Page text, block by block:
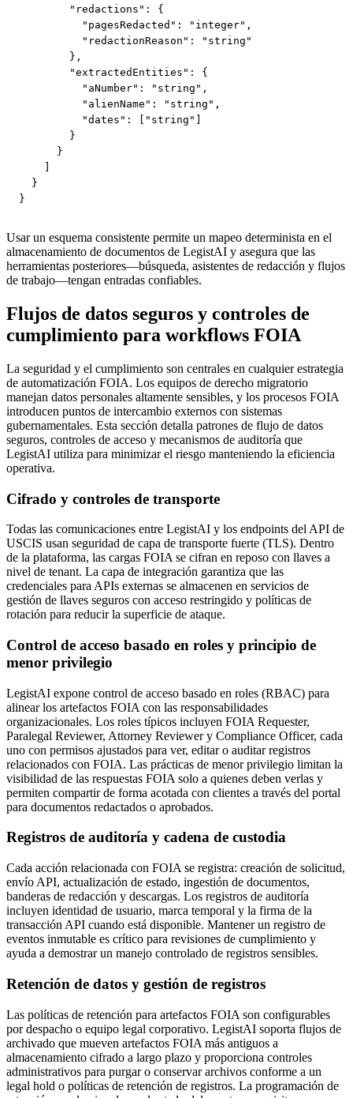
        "redactions": {
          "pagesRedacted": "integer",
          "redactionReason": "string"
        },
        "extractedEntities": {
          "aNumber": "string",
          "alienName": "string",
          "dates": ["string"]
        }
      }
    ]
  }
}
Usar un esquema consistente permite un mapeo determinista en el
almacenamiento de documentos de LegistAI y asegura que las
herramientas posteriores—búsqueda, asistentes de redacción y flujos
de trabajo—tengan entradas confiables.
Flujos de datos seguros y controles de
cumplimiento para workflows FOIA
La seguridad y el cumplimiento son centrales en cualquier estrategia
de automatización FOIA. Los equipos de derecho migratorio
manejan datos personales altamente sensibles, y los procesos FOIA
introducen puntos de intercambio externos con sistemas
gubernamentales. Esta sección detalla patrones de flujo de datos
seguros, controles de acceso y mecanismos de auditoría que
LegistAI utiliza para minimizar el riesgo manteniendo la eficiencia
operativa.
Cifrado y controles de transporte
Todas las comunicaciones entre LegistAI y los endpoints del API de
USCIS usan seguridad de capa de transporte fuerte (TLS). Dentro
de la plataforma, las cargas FOIA se cifran en reposo con llaves a
nivel de tenant. La capa de integración garantiza que las
credenciales para APIs externas se almacenen en servicios de
gestión de llaves seguros con acceso restringido y políticas de
rotación para reducir la superficie de ataque.
Control de acceso basado en roles y principio de
menor privilegio
LegistAI expone control de acceso basado en roles (RBAC) para
alinear los artefactos FOIA con las responsabilidades
organizacionales. Los roles típicos incluyen FOIA Requester,
Paralegal Reviewer, Attorney Reviewer y Compliance Officer, cada
uno con permisos ajustados para ver, editar o auditar registros
relacionados con FOIA. Las prácticas de menor privilegio limitan la
visibilidad de las respuestas FOIA solo a quienes deben verlas y
permiten compartir de forma acotada con clientes a través del portal
para documentos redactados o aprobados.
Registros de auditoría y cadena de custodia
Cada acción relacionada con FOIA se registra: creación de solicitud,
envío API, actualización de estado, ingestión de documentos,
banderas de redacción y descargas. Los registros de auditoría
incluyen identidad de usuario, marca temporal y la firma de la
transacción API cuando está disponible. Mantener un registro de
eventos inmutable es crítico para revisiones de cumplimiento y
ayuda a demostrar un manejo controlado de registros sensibles.
Retención de datos y gestión de registros
Las políticas de retención para artefactos FOIA son configurables
por despacho o equipo legal corporativo. LegistAI soporta flujos de
archivado que mueven artefactos FOIA más antiguos a
almacenamiento cifrado a largo plazo y proporciona controles
administrativos para purgar o conservar archivos conforme a un
legal hold o políticas de retención de registros. La programación de